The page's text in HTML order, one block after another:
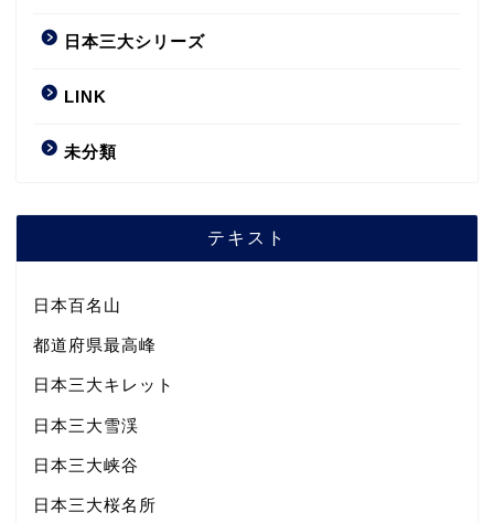
日本三大シリーズ
LINK
未分類
テキスト
日本百名山
都道府県最高峰
日本三大キレット
日本三大雪渓
日本三大峡谷
日本三大桜名所